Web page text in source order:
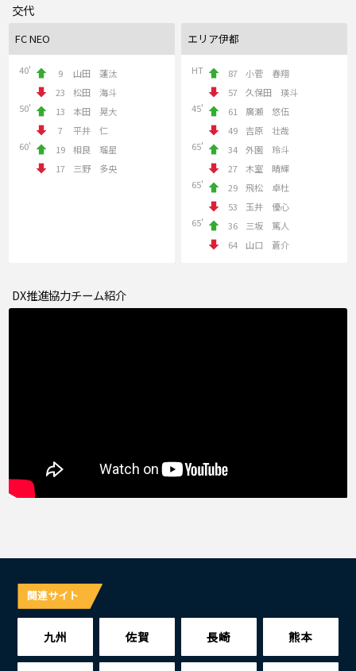
交代
FC NEO
40' 9
山田 蓮汰
23
松田 海斗
50'
13
本田 晃大
7
平井 仁
60'
19
相良 瑠星
17
三野 多央
エリア伊都
HT 87
小菅 春翔
57
久保田 瑛斗
45'
61
廣瀬 悠伍
49
吉原 壮哉
65'
34
外園 玲斗
27
木室 晴輝
65'
29
飛松 卓杜
53
玉井 優心
65'
36
三坂 篤人
64
山口 蒼介
DX推進協力チーム紹介
関連サイト
九州 佐賀 長崎 熊本